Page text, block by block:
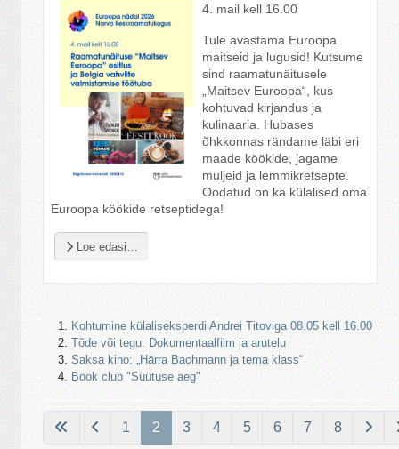
4. mail kell 16.00
Tule avastama Euroopa
maitseid ja lugusid! Kutsume
sind raamatunäitusele
„Maitsev Euroopa“, kus
kohtuvad kirjandus ja
kulinaaria. Hubases
õhkkonnas rändame läbi eri
maade köökide, jagame
muljeid ja lemmikretsepte.
Oodatud on ka külalised oma
Euroopa köökide retseptidega!
Loe edasi…
Kohtumine külaliseksperdi Andrei Titoviga 08.05 kell 16.00
Tõde või tegu. Dokumentaalfilm ja arutelu
Saksa kino: „Härra Bachmann ja tema klass“
Book club "Süütuse aeg"
Lehekülg 2 / 8
1 2 3 4 5 6 7 8